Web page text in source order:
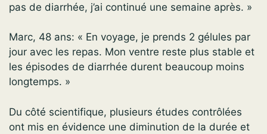
pas de diarrhée, j’ai continué une semaine après. »
Marc, 48 ans: « En voyage, je prends 2 gélules par
jour avec les repas. Mon ventre reste plus stable et
les épisodes de diarrhée durent beaucoup moins
longtemps. »
Du côté scientifique, plusieurs études contrôlées
ont mis en évidence une diminution de la durée et